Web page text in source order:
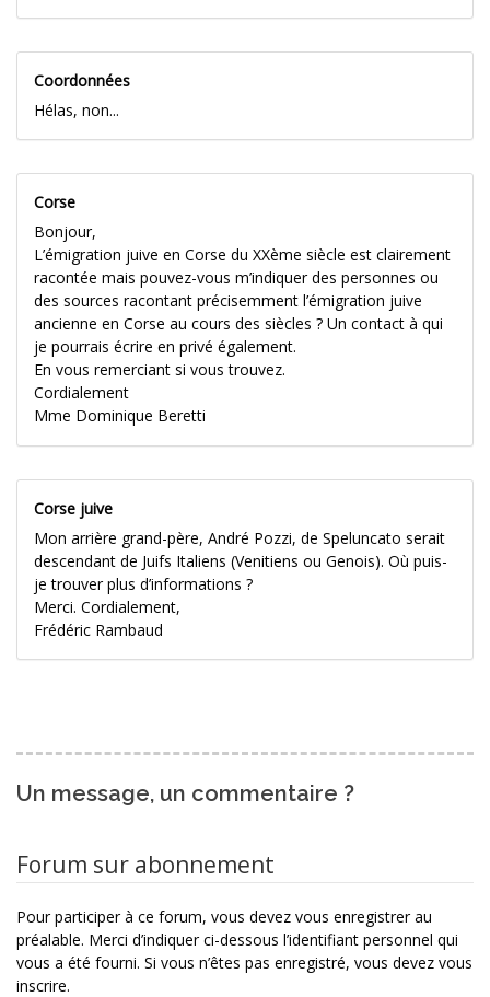
Coordonnées
Hélas, non...
Corse
Bonjour,
L’émigration juive en Corse du XXème siècle est clairement
racontée mais pouvez-vous m’indiquer des personnes ou
des sources racontant précisemment l’émigration juive
ancienne en Corse au cours des siècles ? Un contact à qui
je pourrais écrire en privé également.
En vous remerciant si vous trouvez.
Cordialement
Mme Dominique Beretti
Corse juive
Mon arrière grand-père, André Pozzi, de Speluncato serait
descendant de Juifs Italiens (Venitiens ou Genois). Où puis-
je trouver plus d’informations ?
Merci. Cordialement,
Frédéric Rambaud
Un message, un commentaire ?
Forum sur abonnement
Pour participer à ce forum, vous devez vous enregistrer au
préalable. Merci d’indiquer ci-dessous l’identifiant personnel qui
vous a été fourni. Si vous n’êtes pas enregistré, vous devez vous
inscrire.